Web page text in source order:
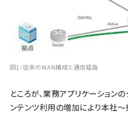
図1：従来のWAN構成と通信経路
ところが、業務アプリケーション
ンテンツ利用の増加により本社